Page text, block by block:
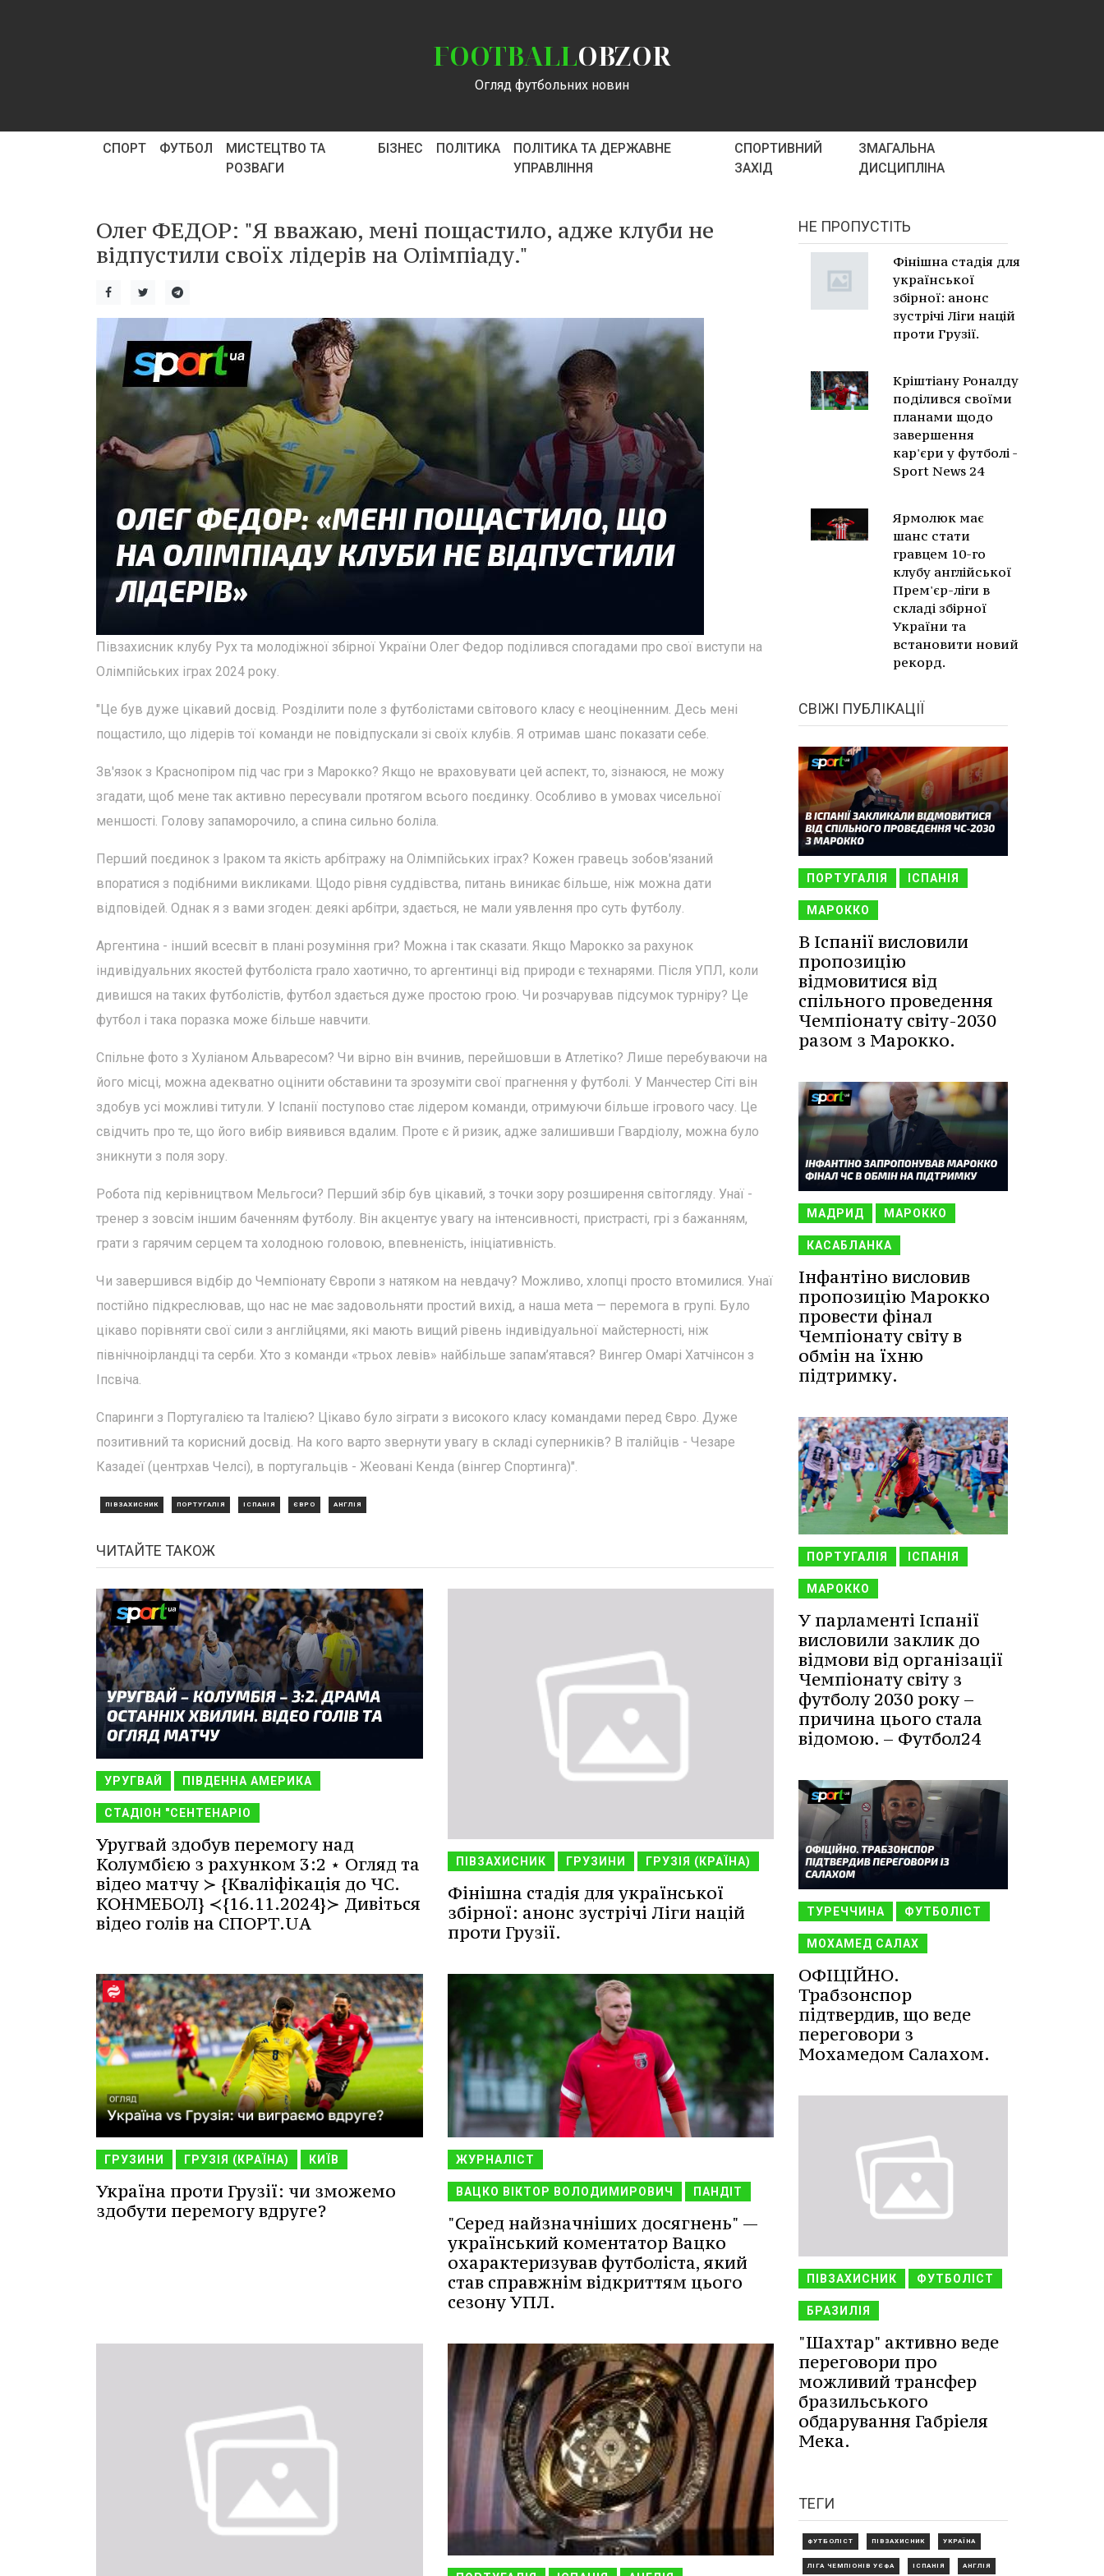
FOOTBALLOBZOR
Огляд футбольних новин
СПОРТ ФУТБОЛ
МИСТЕЦТВО ТА
РОЗВАГИ
БІЗНЕС ПОЛІТИКА
ПОЛІТИКА ТА ДЕРЖАВНЕ
УПРАВЛІННЯ
СПОРТИВНИЙ
ЗАХІД
ЗМАГАЛЬНА
ДИСЦИПЛІНА
Олег ФЕДОР: "Я вважаю, мені пощастило, адже клуби не
відпустили своїх лідерів на Олімпіаду."
Півзахисник клубу Рух та молодіжної збірної України Олег Федор поділився спогадами про свої виступи на
Олімпійських іграх 2024 року.
"Це був дуже цікавий досвід. Розділити поле з футболістами світового класу є неоціненним. Десь мені
пощастило, що лідерів тої команди не повідпускали зі своїх клубів. Я отримав шанс показати себе.
Зв'язок з Краснопіром під час гри з Марокко? Якщо не враховувати цей аспект, то, зізнаюся, не можу
згадати, щоб мене так активно пересували протягом всього поєдинку. Особливо в умовах чисельної
меншості. Голову запаморочило, а спина сильно боліла.
Перший поєдинок з Іраком та якість арбітражу на Олімпійських іграх? Кожен гравець зобов'язаний
впоратися з подібними викликами. Щодо рівня суддівства, питань виникає більше, ніж можна дати
відповідей. Однак я з вами згоден: деякі арбітри, здається, не мали уявлення про суть футболу.
Аргентина - інший всесвіт в плані розуміння гри? Можна і так сказати. Якщо Марокко за рахунок
індивідуальних якостей футболіста грало хаотично, то аргентинці від природи є технарями. Після УПЛ, коли
дивишся на таких футболістів, футбол здається дуже простою грою. Чи розчарував підсумок турніру? Це
футбол і така поразка може більше навчити.
Спільне фото з Хуліаном Альваресом? Чи вірно він вчинив, перейшовши в Атлетіко? Лише перебуваючи на
його місці, можна адекватно оцінити обставини та зрозуміти свої прагнення у футболі. У Манчестер Сіті він
здобув усі можливі титули. У Іспанії поступово стає лідером команди, отримуючи більше ігрового часу. Це
свідчить про те, що його вибір виявився вдалим. Проте є й ризик, адже залишивши Гвардіолу, можна було
зникнути з поля зору.
Робота під керівництвом Мельгоси? Перший збір був цікавий, з точки зору розширення світогляду. Унаї -
тренер з зовсім іншим баченням футболу. Він акцентує увагу на інтенсивності, пристрасті, грі з бажанням,
грати з гарячим серцем та холодною головою, впевненість, ініціативність.
Чи завершився відбір до Чемпіонату Європи з натяком на невдачу? Можливо, хлопці просто втомилися. Унаї
постійно підкреслював, що нас не має задовольняти простий вихід, а наша мета — перемога в групі. Було
цікаво порівняти свої сили з англійцями, які мають вищий рівень індивідуальної майстерності, ніж
північноірландці та серби. Хто з команди «трьох левів» найбільше запам’ятався? Вингер Омарі Хатчінсон з
Іпсвіча.
Спаринги з Португалією та Італією? Цікаво було зіграти з високого класу командами перед Євро. Дуже
позитивний та корисний досвід. На кого варто звернути увагу в складі суперників? В італійців - Чезаре
Казадеї (центрхав Челсі), в португальців - Жеовані Кенда (вінгер Спортинга)".
ПІВЗАХИСНИК ПОРТУГАЛІЯ ІСПАНІЯ ЄВРО АНГЛІЯ
ЧИТАЙТЕ ТАКОЖ
УРУГВАЙ ПІВДЕННА АМЕРИКА
СТАДІОН "СЕНТЕНАРІО
Уругвай здобув перемогу над
Колумбією з рахунком 3:2 ⋆ Огляд та
відео матчу ≻ {Кваліфікація до ЧС.
КОНМЕБОЛ} ≺{16.11.2024}≻ Дивіться
відео голів на СПОРТ.UA
ПІВЗАХИСНИК ГРУЗИНИ ГРУЗІЯ (КРАЇНА)
Фінішна стадія для української
збірної: анонс зустрічі Ліги націй
проти Грузії.
ГРУЗИНИ ГРУЗІЯ (КРАЇНА) КИЇВ
Україна проти Грузії: чи зможемо
здобути перемогу вдруге?
ЖУРНАЛІСТ
ВАЦКО ВІКТОР ВОЛОДИМИРОВИЧ ПАНДІТ
"Серед найзначніших досягнень" —
український коментатор Вацко
охарактеризував футболіста, який
став справжнім відкриттям цього
сезону УПЛ.
НЕ ПРОПУСТІТЬ
Фінішна стадія для
української
збірної: анонс
зустрічі Ліги націй
проти Грузії.
Кріштіану Роналду
поділився своїми
планами щодо
завершення
кар'єри у футболі -
Sport News 24
Ярмолюк має
шанс стати
гравцем 10-го
клубу англійської
Прем'єр-ліги в
складі збірної
України та
встановити новий
рекорд.
СВІЖІ ПУБЛІКАЦІЇ
ПОРТУГАЛІЯ ІСПАНІЯ
МАРОККО
В Іспанії висловили
пропозицію
відмовитися від
спільного проведення
Чемпіонату світу-2030
разом з Марокко.
МАДРИД МАРОККО
КАСАБЛАНКА
Інфантіно висловив
пропозицію Марокко
провести фінал
Чемпіонату світу в
обмін на їхню
підтримку.
ПОРТУГАЛІЯ ІСПАНІЯ
МАРОККО
У парламенті Іспанії
висловили заклик до
відмови від організації
Чемпіонату світу з
футболу 2030 року –
причина цього стала
відомою. – Футбол24
ТУРЕЧЧИНА ФУТБОЛІСТ
МОХАМЕД САЛАХ
ОФІЦІЙНО.
Трабзонспор
підтвердив, що веде
переговори з
Мохамедом Салахом.
ПІВЗАХИСНИК ФУТБОЛІСТ
БРАЗИЛІЯ
"Шахтар" активно веде
переговори про
можливий трансфер
бразильського
обдарування Габріеля
Мека.
ТЕГИ
ФУТБОЛІСТ ПІВЗАХИСНИК УКРАЇНА
ЛІГА ЧЕМПІОНІВ УЄФА ІСПАНІЯ АНГЛІЯ